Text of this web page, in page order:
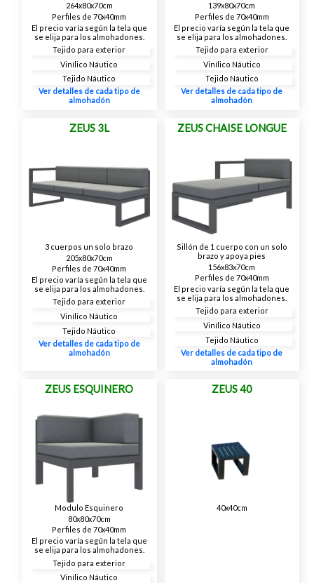
264x80x70cm
Perfiles de 70x40mm
El precio varía según la tela que
se elija para los almohadones.
Tejido para exterior
Vinílico Náutico
Tejido Náutico
Ver detalles de cada tipo de
almohadón
139x80x70cm
Perfiles de 70x40mm
El precio varía según la tela que
se elija para los almohadones.
Tejido para exterior
Vinílico Náutico
Tejido Náutico
Ver detalles de cada tipo de
almohadón
ZEUS 3L
3 cuerpos un solo brazo
205x80x70cm
Perfiles de 70x40mm
El precio varía según la tela que
se elija para los almohadones.
Tejido para exterior
Vinílico Náutico
Tejido Náutico
Ver detalles de cada tipo de
almohadón
ZEUS CHAISE LONGUE
Sillón de 1 cuerpo con un solo
brazo y apoya pies
156x83x70cm
Perfiles de 70x40mm
El precio varía según la tela que
se elija para los almohadones.
Tejido para exterior
Vinílico Náutico
Tejido Náutico
Ver detalles de cada tipo de
almohadón
ZEUS ESQUINERO
Modulo Esquinero
80x80x70cm
Perfiles de 70x40mm
El precio varía según la tela que
se elija para los almohadones.
Tejido para exterior
Vinílico Náutico
ZEUS 40
40x40cm